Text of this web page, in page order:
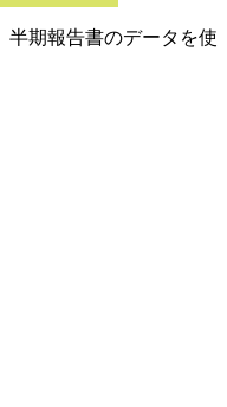
期報告書のデータを使